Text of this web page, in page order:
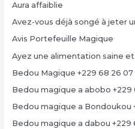
Aura affaiblie
Avez-vous déjà songé à jeter
Avis Portefeuille Magique
Ayez une alimentation saine
Bedou Magique +229 68 26 07
Bedou magique a abobo +229
Bedou magique a Bondoukou
Bedou magique a dabou